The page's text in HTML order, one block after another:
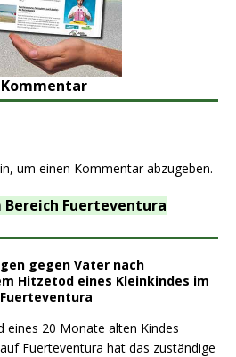
um einen Kommentar abzugeben.
Fuerteventura
gegen Vater nach
Hitzetod eines Kleinkindes im
eines 20 Monate alten Kindes
Fuerteventura hat das zuständige